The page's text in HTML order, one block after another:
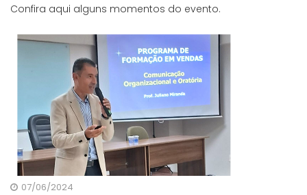
Confira aqui alguns momentos do evento.
07/06/2024